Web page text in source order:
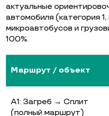
актуальные
автомобиля (категория
микроавтобусов и
100%.
Маршрут / объект
A1: Загреб → Сплит
(полный маршрут)